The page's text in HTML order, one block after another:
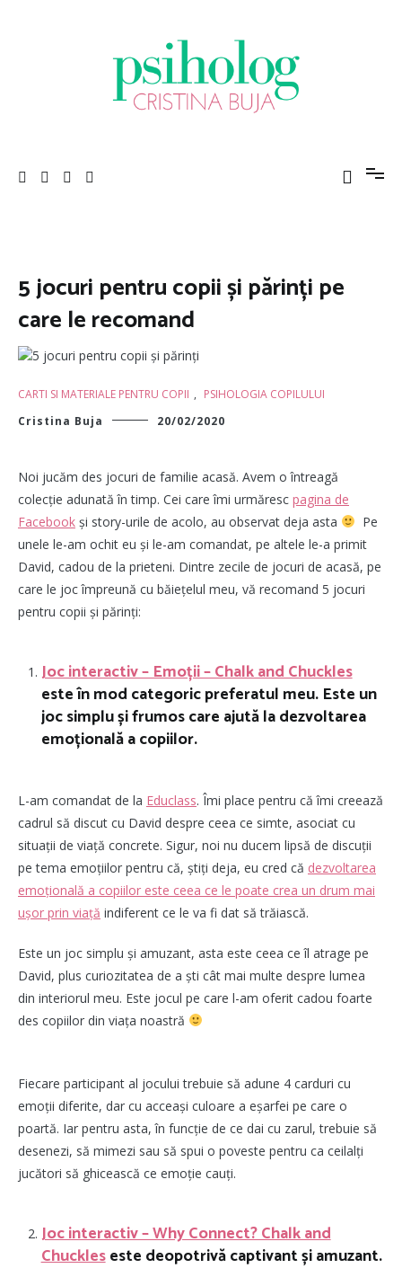
5 jocuri pentru copii și părinți pe
care le recomand
CARTI SI MATERIALE PENTRU COPII , PSIHOLOGIA COPILULUI
Cristina Buja
20/02/2020
Noi jucăm des jocuri de familie acasă. Avem o întreagă
colecție adunată în timp. Cei care îmi urmăresc pagina de
Facebook și story-urile de acolo, au observat deja asta
Pe
unele le-am ochit eu și le-am comandat, pe altele le-a primit
David, cadou de la prieteni. Dintre zecile de jocuri de acasă, pe
care le joc împreună cu băiețelul meu, vă recomand 5 jocuri
pentru copii și părinți:
Joc interactiv – Emoții – Chalk and Chuckles
este în mod categoric preferatul meu. Este un
joc simplu și frumos care ajută la dezvoltarea
emoțională a copiilor.
L-am comandat de la Educlass. Îmi place pentru că îmi creează
cadrul să discut cu David despre ceea ce simte, asociat cu
situații de viață concrete. Sigur, noi nu ducem lipsă de discuții
pe tema emoțiilor pentru că, știți deja, eu cred că dezvoltarea
emoțională a copiilor este ceea ce le poate crea un drum mai
ușor prin viață indiferent ce le va fi dat să trăiască.
Este un joc simplu și amuzant, asta este ceea ce îl atrage pe
David, plus curiozitatea de a ști cât mai multe despre lumea
din interiorul meu. Este jocul pe care l-am oferit cadou foarte
des copiilor din viața noastră
Fiecare participant al jocului trebuie să adune 4 carduri cu
emoții diferite, dar cu acceași culoare a eșarfei pe care o
poartă. Iar pentru asta, în funcție de ce dai cu zarul, trebuie să
desenezi, să mimezi sau să spui o poveste pentru ca ceilalți
jucători să ghicească ce emoție cauți.
Joc interactiv – Why Connect? Chalk and
Chuckleseste deopotrivă captivant și amuzant.